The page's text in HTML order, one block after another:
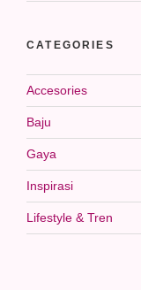
CATEGORIES
Accesories
Baju
Gaya
Inspirasi
Lifestyle & Tren